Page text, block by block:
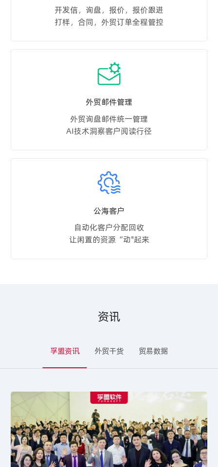
开发信，询盘，报价，报价跟进
打样，合同，外贸订单全程管控
外贸邮件管理
外贸询盘邮件统一管理
AI技术洞察客户阅读行径
公海客户
自动化客户分配回收
让闲置的资源“动"起来
资讯
孚盟资讯 外贸干货 贸易数据